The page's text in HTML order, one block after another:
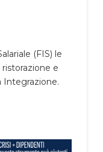
(FIS) le
e
Integrazione.